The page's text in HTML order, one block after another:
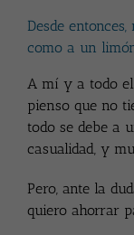
Desde
como a un
A mí y a todo el
pienso que no
todo se debe a
casualidad, y
Pero, ante la
quiero ahorrar